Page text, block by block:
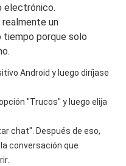
electrónico.
un
tiempo porque solo
Android y luego diríjase
"Trucos" y luego elija
chat". Después de eso,
conversación que